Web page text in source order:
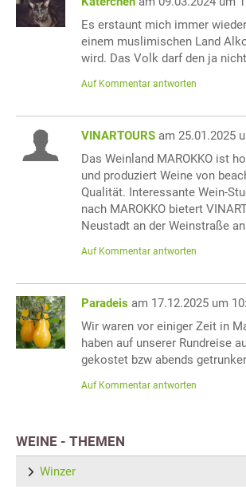
Es erstaunt mich immer
einem muslimischen Land
wird. Das Volk darf den ja
Auf Kommentar antworten
VINARTOURS am 25.01.2025
Das Weinland MAROKKO ist
und produziert Weine von
Qualität. Interessante Wein-
nach MAROKKO bietert
Neustadt an der Weinstraße
Auf Kommentar antworten
Paradeis am 17.12.2025 um
Wir waren vor einiger Zeit in
haben auf unserer Rundreise
gekostet bzw abends
Auf Kommentar antworten
WEINE - THEMEN
Winzer